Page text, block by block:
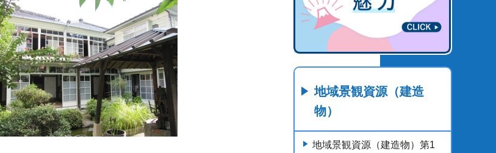
地域景観資源（建造
物）
地域景観資源（建造物）第1